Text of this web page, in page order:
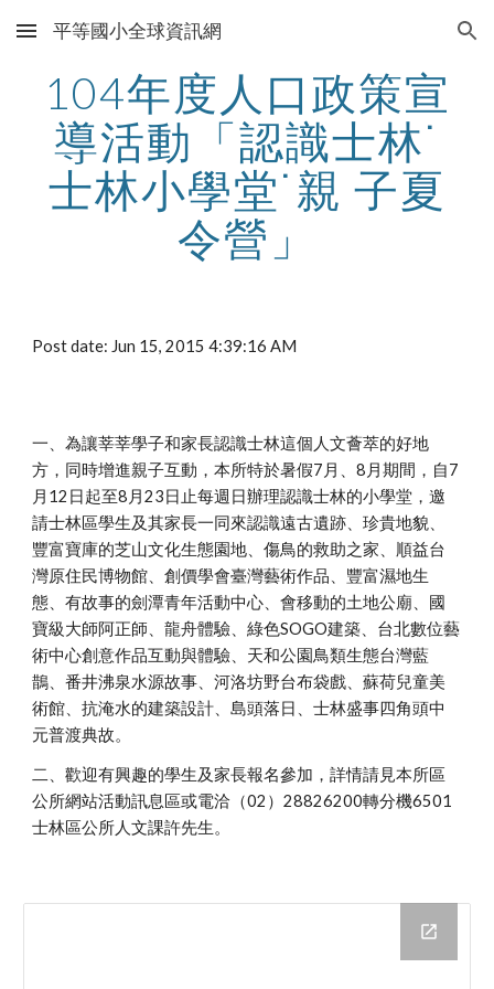
Skip to main content Skip to navigation
平等國小全球資訊網
104年度人口政策宣
導活動「認識士林˙
士林小學堂˙親 子夏
令營」
Post date: Jun 15, 2015 4:39:16 AM
一、為讓莘莘學子和家長認識士林這個人文薈萃的好地
方，同時增進親子互動，本所特於暑假7月、8月期間，自7
月12日起至8月23日止每週日辦理認識士林的小學堂，邀
請士林區學生及其家長一同來認識遠古遺跡、珍貴地貌、
豐富寶庫的芝山文化生態園地、傷鳥的救助之家、順益台
灣原住民博物館、創價學會臺灣藝術作品、豐富濕地生
態、有故事的劍潭青年活動中心、會移動的土地公廟、國
寶級大師阿正師、龍舟體驗、綠色SOGO建築、台北數位藝
術中心創意作品互動與體驗、天和公園鳥類生態台灣藍
鵲、番井沸泉水源故事、河洛坊野台布袋戲、蘇荷兒童美
術館、抗淹水的建築設計、島頭落日、士林盛事四角頭中
元普渡典故。
二、歡迎有興趣的學生及家長報名參加，詳情請見本所區
公所網站活動訊息區或電洽（02）28826200轉分機6501
士林區公所人文課許先生。